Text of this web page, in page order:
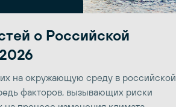
о Российской
на окружающую среду в российской
факторов, вызывающих риски